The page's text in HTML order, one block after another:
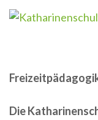
Zum
Inhalt
drücken)
Die